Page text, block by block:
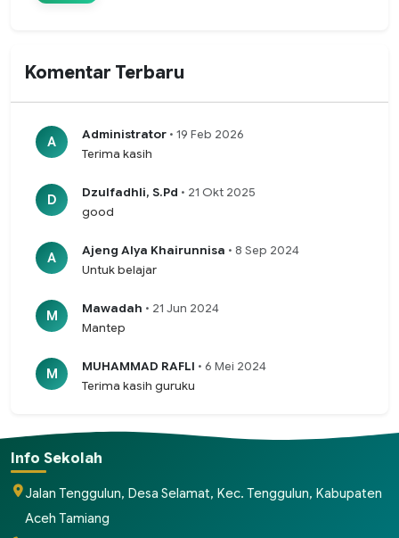
Komentar Terbaru
A Administrator • 19 Feb 2026
Terima kasih
D Dzulfadhli, S.Pd • 21 Okt 2025
good
A Ajeng Alya Khairunnisa • 8 Sep 2024
Untuk belajar
M Mawadah • 21 Jun 2024
Mantep
M MUHAMMAD RAFLI • 6 Mei 2024
Terima kasih guruku
Info Sekolah
Jalan Tenggulun, Desa Selamat, Kec. Tenggulun, Kabupaten
Aceh Tamiang